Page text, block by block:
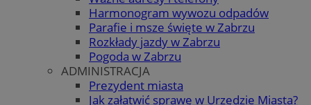
Harmonogram wywozu odpadów
Parafie i msze święte w Zabrzu
Rozkłady jazdy w Zabrzu
Pogoda w Zabrzu
ADMINISTRACJA
Prezydent miasta
Jak załatwić sprawę w Urzędzie Miasta?